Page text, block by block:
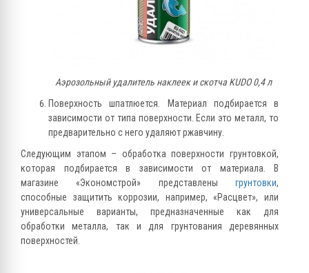
Аэрозольный удалитель наклеек и скотча KUDO 0,4 л
Поверхность шпатлюется. Материал подбирается в
зависимости от типа поверхности. Если это металл, то
предварительно с него удаляют ржавчину.
Следующим этапом – обработка поверхности грунтовкой,
которая подбирается в зависимости от материала. В
магазине «Экономстрой» представлены грунтовки,
способные защитить коррозии, например, «Расцвет», или
универсальные варианты, предназначенные как для
обработки металла, так и для грунтования деревянных
поверхностей.